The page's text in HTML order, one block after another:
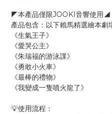
◤本產品僅限JOOKI音響使用◢
產品包含：以下賴馬精選繪本劇
《生氣王子》
《愛哭公主》
《朱瑞福的游泳課》
《勇敢小火車》
《最棒的禮物》
《我變成一隻噴火龍了》
💡使用流程：